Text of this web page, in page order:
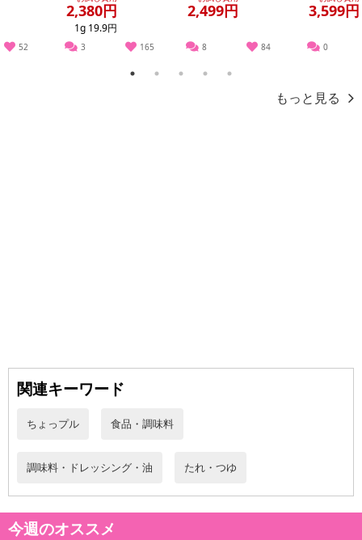
また、お届け日時のご指定は、お受けできません。宅配業者からの
不在票にてご対応ください。
※発送予定日は前後する場合がございます。また商品によって発送
※dショッピングサンプル百貨店よりお届けする商品は、ご利用いた
だいた後のご感想をいただくことを目的としており、転売等は固く
休業日
その他共通および商品カテゴリー別注意事項（※必ずご確認くだ
2,380円
1g 19.9円
52 3
2,499円
165 8
3,599円
84 0
1 2 3 4 5
もっと見る
関連キーワード
ちょっプル 食品・調味料
調味料・ドレッシング・油 たれ・つゆ
今週のオススメ